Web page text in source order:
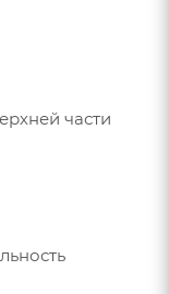
части